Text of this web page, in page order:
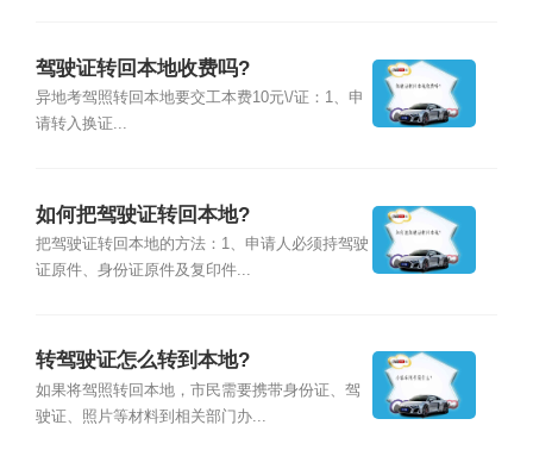
驾驶证转回本地收费吗?
异地考驾照转回本地要交工本费10元\/证：1、申
请转入换证...
如何把驾驶证转回本地?
把驾驶证转回本地的方法：1、申请人必须持驾驶
证原件、身份证原件及复印件...
转驾驶证怎么转到本地?
如果将驾照转回本地，市民需要携带身份证、驾
驶证、照片等材料到相关部门办...